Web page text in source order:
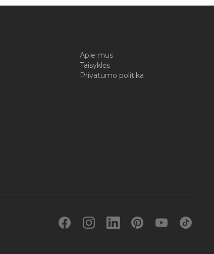
Apie mus
Taisyklės
Privatumo politika